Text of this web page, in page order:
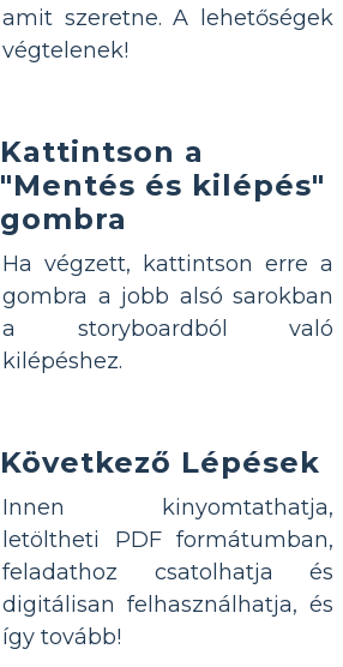
amit szeretne. A lehetőségek
végtelenek!
Kattintson a
"Mentés és kilépés"
gombra
Ha végzett, kattintson erre a
gombra a jobb alsó sarokban
a storyboardból való
kilépéshez.
Következő Lépések
Innen kinyomtathatja,
letöltheti PDF formátumban,
feladathoz csatolhatja és
digitálisan felhasználhatja, és
így tovább!